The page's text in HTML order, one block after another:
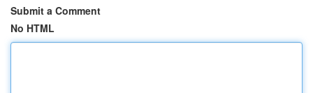
Submit a Comment
No HTML